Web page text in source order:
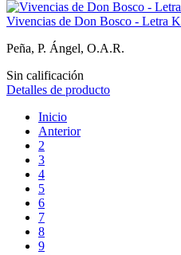
Vivencias de Don Bosco - Letra K
Peña, P. Ángel, O.A.R.
Sin calificación
Detalles de producto
Inicio
Anterior
2
3
4
5
6
7
8
9